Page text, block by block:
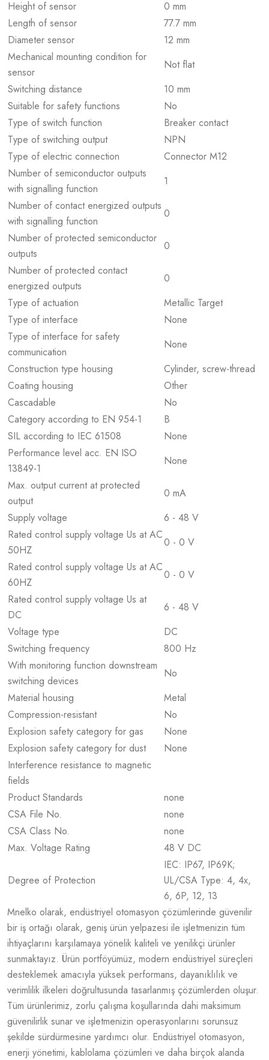
Height of sensor
0 mm
Length of sensor
77.7 mm
Diameter sensor
12 mm
Mechanical mounting condition for
sensor
Not flat
Switching distance
10 mm
Suitable for safety functions
No
Type of switch function
Breaker contact
Type of switching output
NPN
Type of electric connection
Connector M12
Number of semiconductor outputs
with signalling function
1
Number of contact energized outputs
with signalling function
0
Number of protected semiconductor
outputs
0
Number of protected contact
energized outputs
0
Type of actuation
Metallic Target
Type of interface
None
Type of interface for safety
communication
None
Construction type housing
Cylinder, screw-thread
Coating housing
Other
Cascadable
No
Category according to EN 954-1
B
SIL according to IEC 61508
None
Performance level acc. EN ISO
13849-1
None
Max. output current at protected
output
0 mA
Supply voltage
6 - 48 V
Rated control supply voltage Us at AC
50HZ
0 - 0 V
Rated control supply voltage Us at AC
60HZ
0 - 0 V
Rated control supply voltage Us at
DC
6 - 48 V
Voltage type
DC
Switching frequency
800 Hz
With monitoring function downstream
switching devices
No
Material housing
Metal
Compression-resistant
No
Explosion safety category for gas
None
Explosion safety category for dust
None
Interference resistance to magnetic
fields
Product Standards
none
CSA File No.
none
CSA Class No.
none
Max. Voltage Rating
48 V DC
Degree of Protection
IEC: IP67, IP69K;
UL/CSA Type: 4, 4x,
6, 6P, 12, 13
Mnelko olarak, endüstriyel otomasyon çözümlerinde güvenilir
bir iş ortağı olarak, geniş ürün yelpazesi ile işletmenizin tüm
ihtiyaçlarını karşılamaya yönelik kaliteli ve yenilikçi ürünler
sunmaktayız. Ürün portföyümüz, modern endüstriyel süreçleri
desteklemek amacıyla yüksek performans, dayanıklılık ve
verimlilik ilkeleri doğrultusunda tasarlanmış çözümlerden oluşur.
Tüm ürünlerimiz, zorlu çalışma koşullarında dahi maksimum
güvenilirlik sunar ve işletmenizin operasyonlarını sorunsuz
şekilde sürdürmesine yardımcı olur. Endüstriyel otomasyon,
enerji yönetimi, kablolama çözümleri ve daha birçok alanda